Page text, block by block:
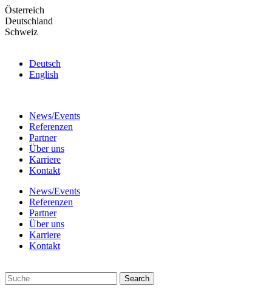
Skip
to
the
Österreich
Deutschland
Schweiz
Deutsch
English
News/Events
Referenzen
Partner
Über uns
Karriere
Kontakt
News/Events
Referenzen
Partner
Über uns
Karriere
Kontakt